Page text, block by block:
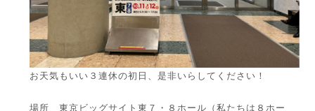
お天気もいい３連休の初日、是非いらしてください！
場所 東京ビッグサイト東７・８ホール（私たちは８ホー